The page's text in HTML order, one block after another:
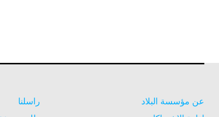
عن مؤسسة البلاد
راسلنا